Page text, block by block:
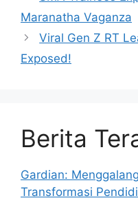
Maranatha Vaganza
Viral Gen Z RT
Exposed!
Berita
Gardian:
Transformasi